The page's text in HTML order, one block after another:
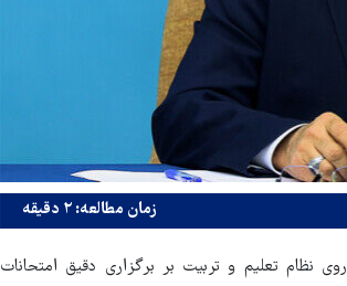
زمان مطالعه: ۲ دقیقه
نظام تعلیم و تربیت بر برگزاری دقیق امتحانات